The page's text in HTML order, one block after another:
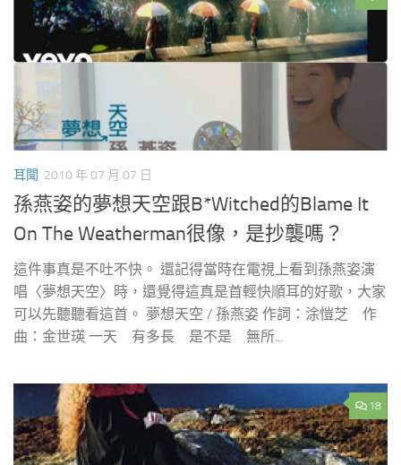
耳聞 2010 年 07 月 07 日
孫燕姿的夢想天空跟B*Witched的Blame It
On The Weatherman很像，是抄襲嗎？
這件事真是不吐不快。 還記得當時在電視上看到孫燕姿演
唱〈夢想天空〉時，還覺得這真是首輕快順耳的好歌，大家
可以先聽聽看這首。 夢想天空 / 孫燕姿 作詞：涂愷芝 作
曲：金世瑛 一天 有多長 是不是 無所...
18